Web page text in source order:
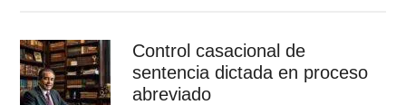
Control casacional de
sentencia dictada en proceso
abreviado